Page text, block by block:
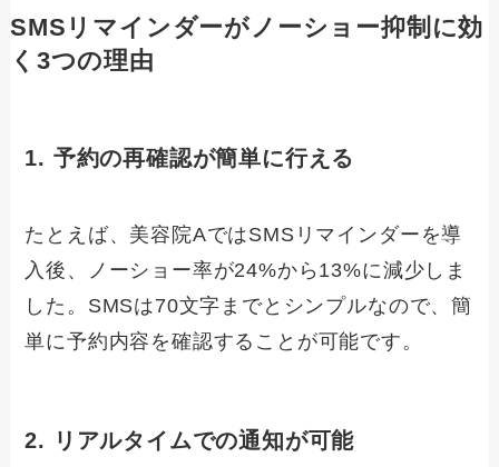
SMSリマインダーがノーショー抑制に効
く3つの理由
1. 予約の再確認が簡単に行える
たとえば、美容院AではSMSリマインダーを導
入後、ノーショー率が24%から13%に減少しま
した。SMSは70文字までとシンプルなので、簡
単に予約内容を確認することが可能です。
2. リアルタイムでの通知が可能